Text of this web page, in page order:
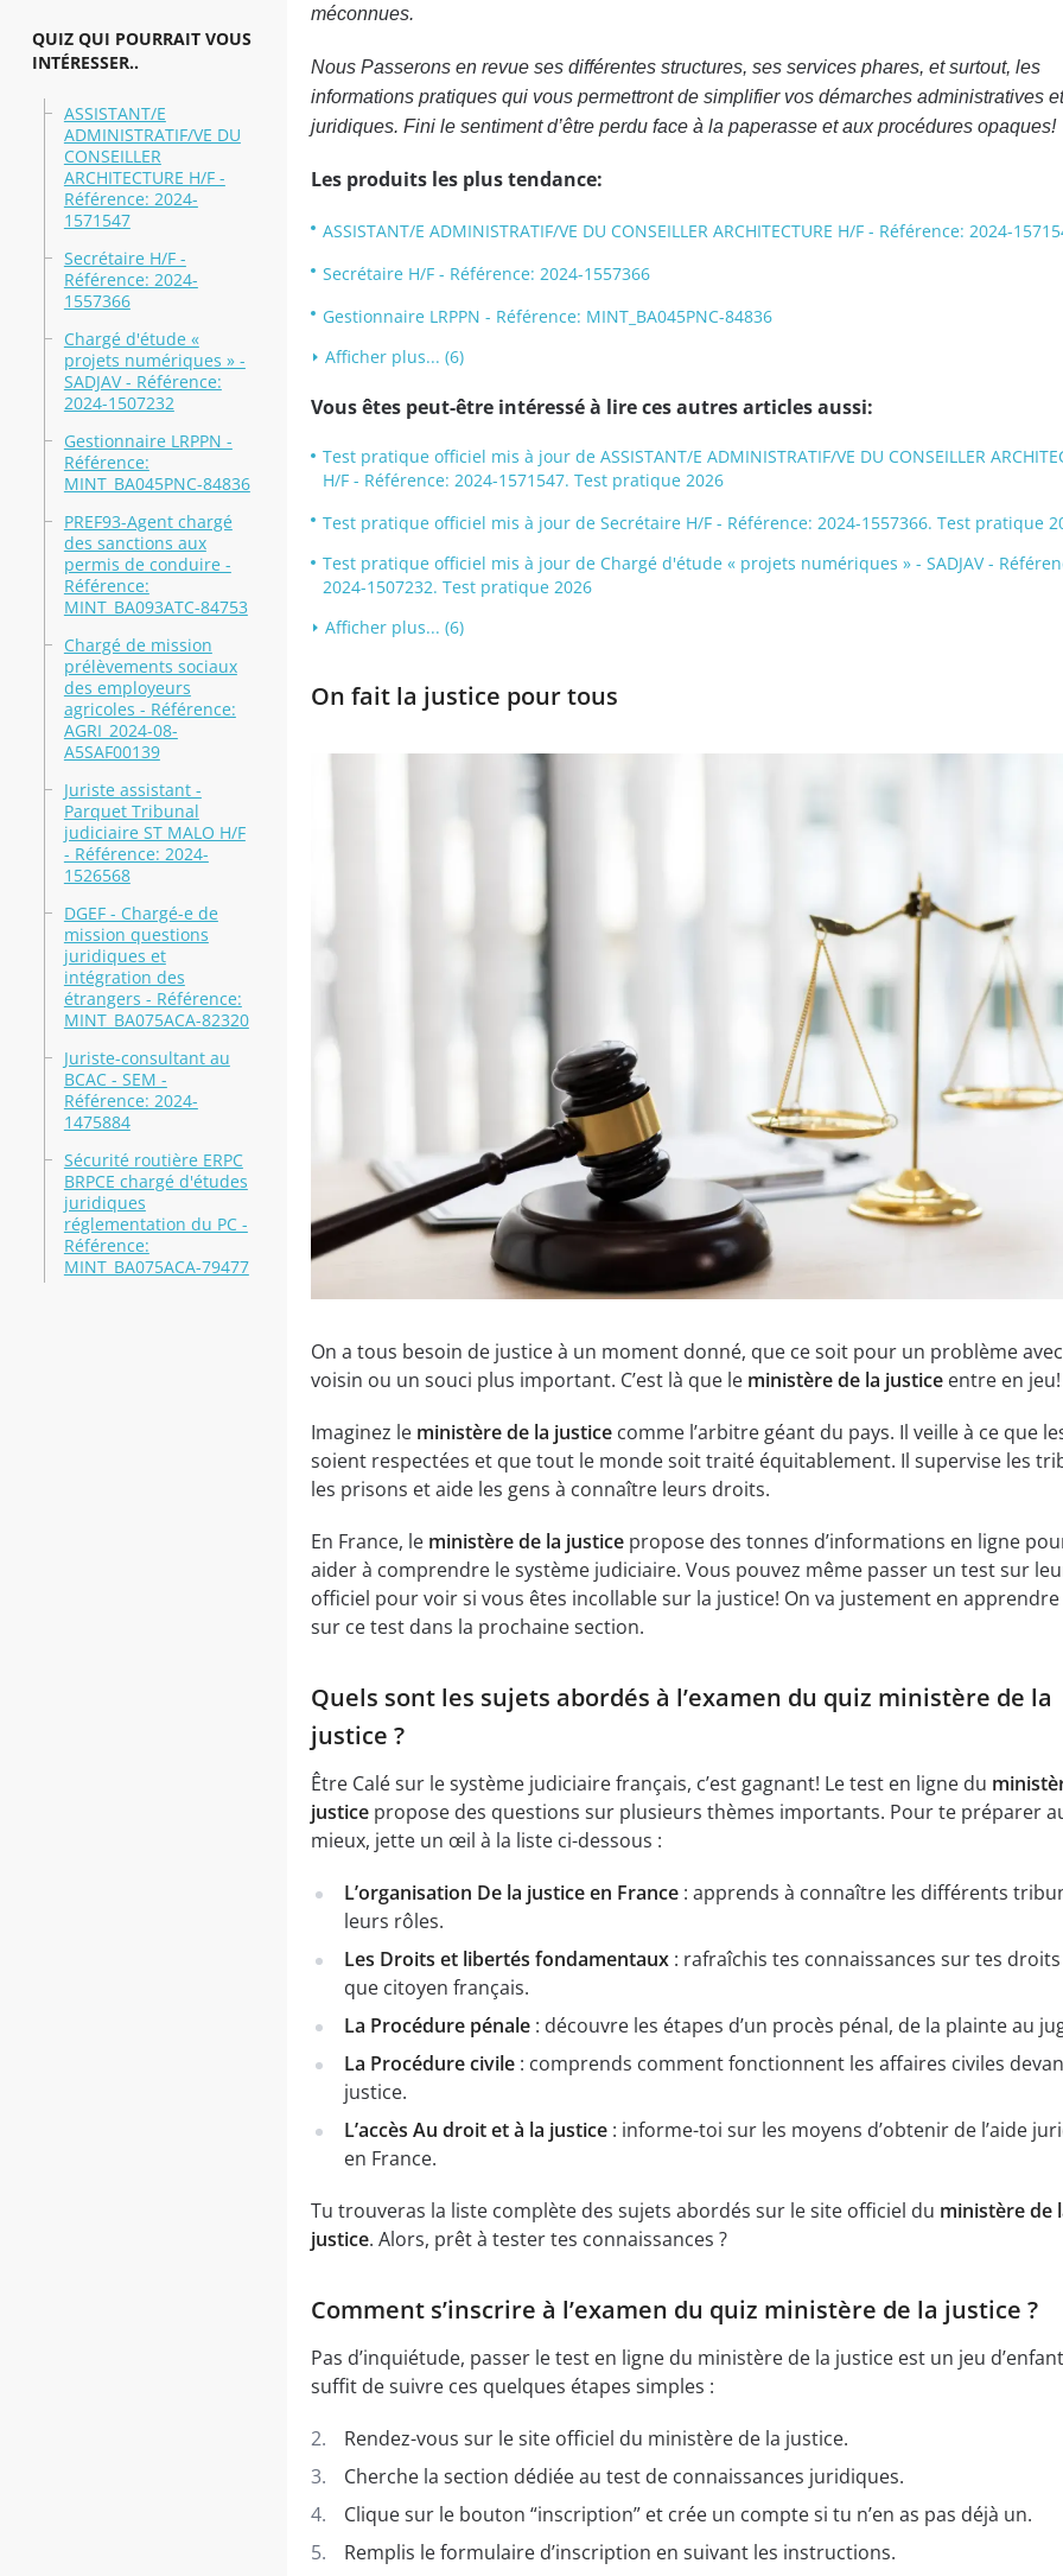
QUIZ QUI POURRAIT VOUS
INTÉRESSER..
ASSISTANT/E
ADMINISTRATIF/VE DU
CONSEILLER
ARCHITECTURE H/F -
Référence: 2024-
1571547
Secrétaire H/F -
Référence: 2024-
1557366
Chargé d'étude «
projets numériques » -
SADJAV - Référence:
2024-1507232
Gestionnaire LRPPN -
Référence:
MINT_BA045PNC-84836
PREF93-Agent chargé
des sanctions aux
permis de conduire -
Référence:
MINT_BA093ATC-84753
Chargé de mission
prélèvements sociaux
des employeurs
agricoles - Référence:
AGRI_2024-08-
A5SAF00139
Juriste assistant -
Parquet Tribunal
judiciaire ST MALO H/F
- Référence: 2024-
1526568
DGEF - Chargé-e de
mission questions
juridiques et
intégration des
étrangers - Référence:
MINT_BA075ACA-82320
Juriste-consultant au
BCAC - SEM -
Référence: 2024-
1475884
Sécurité routière ERPC
BRPCE chargé d'études
juridiques
réglementation du PC -
Référence:
MINT_BA075ACA-79477
méconnues.
Nous Passerons en revue ses différentes structures, ses services phares, et surtout, les
informations pratiques qui vous permettront de simplifier vos démarches administratives et
juridiques. Fini le sentiment d’être perdu face à la paperasse et aux procédures opaques!
Les produits les plus tendance:
ASSISTANT/E ADMINISTRATIF/VE DU CONSEILLER ARCHITECTURE H/F - Référence: 2024-
Secrétaire H/F - Référence: 2024-1557366
Gestionnaire LRPPN - Référence: MINT_BA045PNC-84836
Afficher plus... (6)
Vous êtes peut-être intéressé à lire ces autres articles aussi:
Test pratique officiel mis à jour de ASSISTANT/E ADMINISTRATIF/VE DU CONSEILLER
H/F - Référence: 2024-1571547. Test pratique 2026
Test pratique officiel mis à jour de Secrétaire H/F - Référence: 2024-1557366. Test pratique
Test pratique officiel mis à jour de Chargé d'étude « projets numériques » - SADJAV -
2024-1507232. Test pratique 2026
Afficher plus... (6)
On fait la justice pour tous
On a tous besoin de justice à un moment donné, que ce soit pour un problème
voisin ou un souci plus important. C’est là que le ministère de la justiceentre en jeu!
Imaginez le ministère de la justicecomme l’arbitre géant du pays. Il veille à ce que
soient respectées et que tout le monde soit traité équitablement. Il supervise les
les prisons et aide les gens à connaître leurs droits.
En France, le ministère de la justicepropose des tonnes d’informations en ligne
aider à comprendre le système judiciaire. Vous pouvez même passer un test sur
officiel pour voir si vous êtes incollable sur la justice! On va justement en
sur ce test dans la prochaine section.
Quels sont les sujets abordés à l’examen du quiz ministère de la
justice ?
Être Calé sur le système judiciaire français, c’est gagnant! Le test en ligne du
justicepropose des questions sur plusieurs thèmes importants. Pour te préparer
mieux, jette un œil à la liste ci-dessous :
L’organisation De la justice en France: apprends à connaître les différents
leurs rôles.
Les Droits et libertés fondamentaux: rafraîchis tes connaissances sur tes
que citoyen français.
La Procédure pénale: découvre les étapes d’un procès pénal, de la plainte au
La Procédure civile: comprends comment fonctionnent les affaires civiles
justice.
L’accès Au droit et à la justice: informe-toi sur les moyens d’obtenir de l’aide
en France.
Tu trouveras la liste complète des sujets abordés sur le site officiel du ministère de
justice. Alors, prêt à tester tes connaissances ?
Comment s’inscrire à l’examen du quiz ministère de la justice ?
Pas d’inquiétude, passer le test en ligne du ministère de la justice est un jeu
suffit de suivre ces quelques étapes simples :
Rendez-vous sur le site officiel du ministère de la justice.
Cherche la section dédiée au test de connaissances juridiques.
Clique sur le bouton “inscription” et crée un compte si tu n’en as pas déjà un.
Remplis le formulaire d’inscription en suivant les instructions.